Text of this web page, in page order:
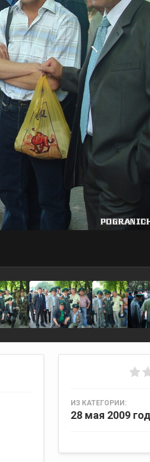
ИЗ КАТЕГОРИИ:
28 мая 2009